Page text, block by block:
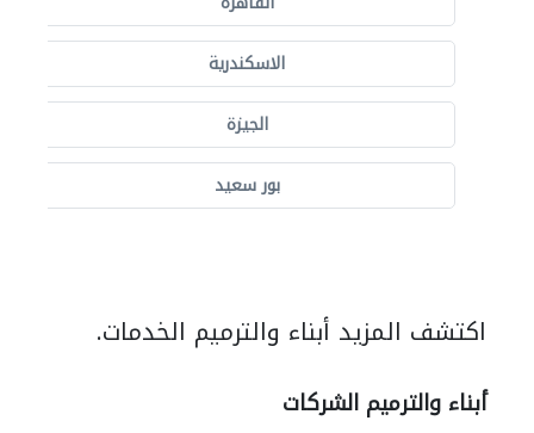
الاسكندرية
الجيزة
بور سعيد
اكتشف المزيد أبناء والترميم الخدمات.
أبناء والترميم الشركات